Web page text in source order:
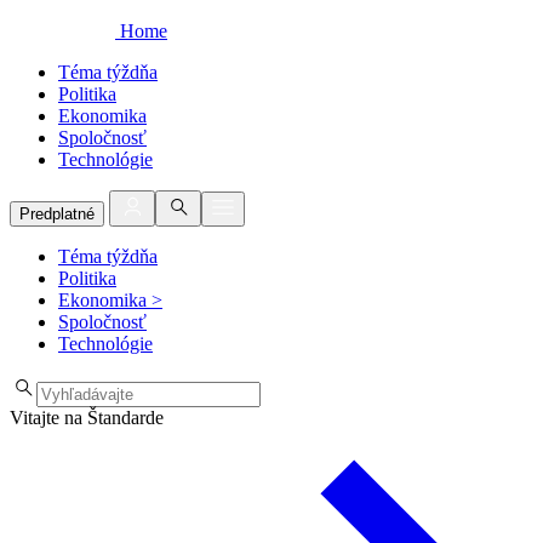
Home
Téma týždňa
Politika
Ekonomika
Spoločnosť
Technológie
Predplatné
Téma týždňa
Politika
Ekonomika >
Spoločnosť
Technológie
Vitajte na Štandarde